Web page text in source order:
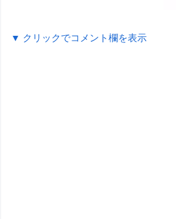
▼ クリックでコメント欄を表示